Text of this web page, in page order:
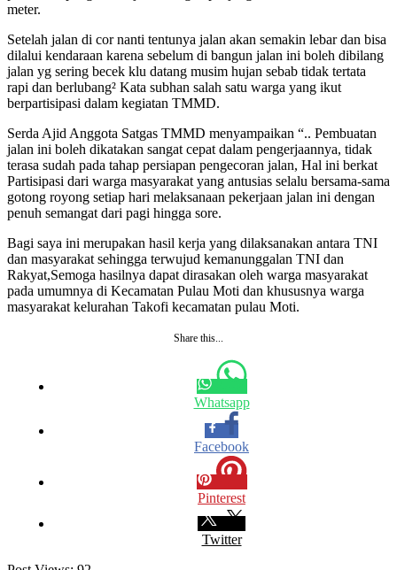
meter.
Setelah jalan di cor nanti tentunya jalan akan semakin lebar dan bisa
dilalui kendaraan karena sebelum di bangun jalan ini boleh dibilang
jalan yg sering becek klu datang musim hujan sebab tidak tertata
rapi dan berlubang² Kata subhan salah satu warga yang ikut
berpartisipasi dalam kegiatan TMMD.
Serda Ajid Anggota Satgas TMMD menyampaikan “.. Pembuatan
jalan ini boleh dikatakan sangat cepat dalam pengerjaannya, tidak
terasa sudah pada tahap persiapan pengecoran jalan, Hal ini berkat
Partisipasi dari warga masyarakat yang antusias selalu bersama-sama
gotong royong setiap hari melaksanaan pekerjaan jalan ini dengan
penuh semangat dari pagi hingga sore.
Bagi saya ini merupakan hasil kerja yang dilaksanakan antara TNI
dan masyarakat sehingga terwujud kemanunggalan TNI dan
Rakyat,Semoga hasilnya dapat dirasakan oleh warga masyarakat
pada umumnya di Kecamatan Pulau Moti dan khususnya warga
masyarakat kelurahan Takofi kecamatan pulau Moti.
Share this...
Whatsapp
Facebook
Pinterest
Twitter